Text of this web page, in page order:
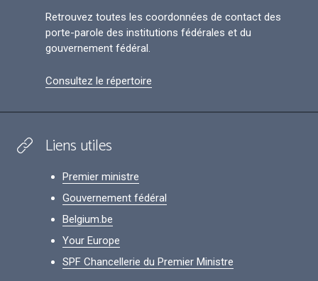
Retrouvez toutes les coordonnées de contact des
porte-parole des institutions fédérales et du
gouvernement fédéral.
Consultez le répertoire
Liens utiles
Premier ministre
Gouvernement fédéral
Belgium.be
Your Europe
SPF Chancellerie du Premier Ministre